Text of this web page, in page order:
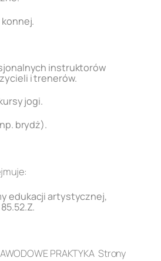
konnej.
instruktorów
i trenerów.
jogi.
brydż).
edukacji artystycznej,
PRAKTYKA Strony